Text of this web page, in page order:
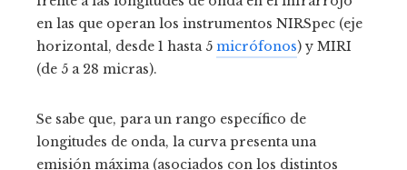
en las que operan los instrumentos NIRSpec (eje
horizontal, desde 1 hasta 5 micrófonos) y MIRI
(de 5 a 28 micras).
Se sabe que, para un rango específico de
longitudes de onda, la curva presenta una
emisión máxima (asociados con los distintos